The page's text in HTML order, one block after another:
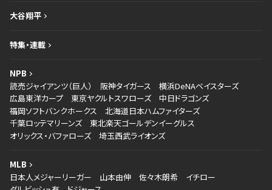
大谷翔平
特集・連載
NPB
読売ジャイアンツ（巨人）
阪神タイガース
横浜DeNAベイスターズ
広島東洋カープ
東京ヤクルトスワローズ
中日ドラゴンズ
福岡ソフトバンクホークス
北海道日本ハムファイターズ
千葉ロッテマリーンズ
東北楽天ゴールデンイーグルス
オリックス・バファローズ
埼玉西武ライオンズ
MLB
日本人メジャーリーガー
山本由伸 佐々木朗希
イチロー